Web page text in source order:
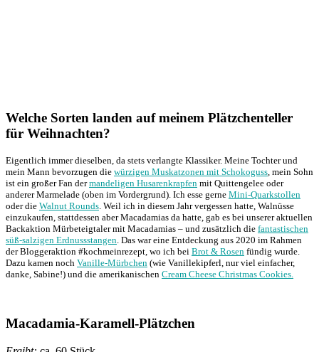
Welche Sorten landen auf meinem Plätzchenteller
für Weihnachten?
Eigentlich immer dieselben, da stets verlangte Klassiker. Meine Tochter und
mein Mann bevorzugen die würzigen Muskatzonen mit Schokoguss, mein Sohn
ist ein großer Fan dermandeligen Husarenkrapfen mit Quittengelee oder
anderer Marmelade (oben im Vordergrund). Ich esse gerne Mini-Quarkstollen
oder die Walnut Rounds. Weil ich in diesem Jahr vergessen hatte, Walnüsse
einzukaufen, stattdessen aber Macadamias da hatte, gab es bei unserer aktuellen
Backaktion Mürbeteigtaler mit Macadamias – und zusätzlich die fantastischen
süß-salzigen Erdnussstangen. Das war eine Entdeckung aus 2020 im Rahmen
der Bloggeraktion #kochmeinrezept, wo ich bei Brot & Rosen fündig wurde.
Dazu kamen noch Vanille-Mürbchen (wie Vanillekipferl, nur viel einfacher,
danke, Sabine!) und die amerikanischen Cream Cheese Christmas Cookies.
Macadamia-Karamell-Plätzchen